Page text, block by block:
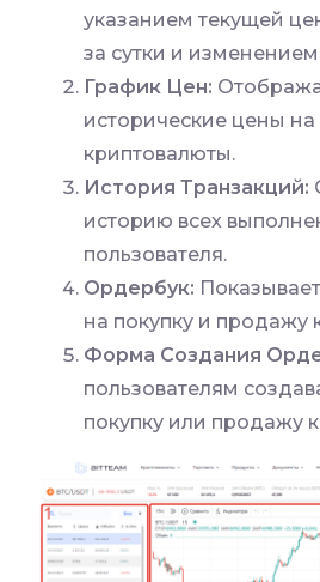
указанием текущей
за сутки и
График Цен:
исторические цены
криптовалюты.
История Транзакций:
историю всех
пользователя.
Ордербук:
на покупку и продажу
Форма Создания
пользователям
покупку или продажу